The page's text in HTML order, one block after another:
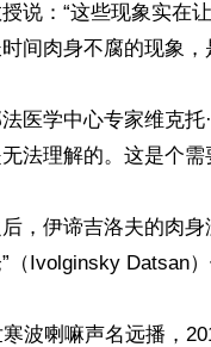
说：“这些现象实在
间肉身不腐的现象
医学中心专家维克
法理解的。这是个需
，伊谛吉洛夫的肉
（Ivolginsky Datsan
寒波喇嘛声名远播，